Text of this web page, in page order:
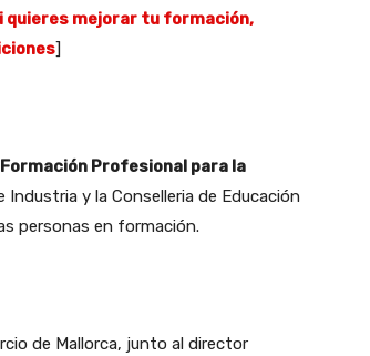
quieres mejorar tu formación,
]
Profesional para la
Industria y la Conselleria de Educación
personas en formación.
de Mallorca, junto al director